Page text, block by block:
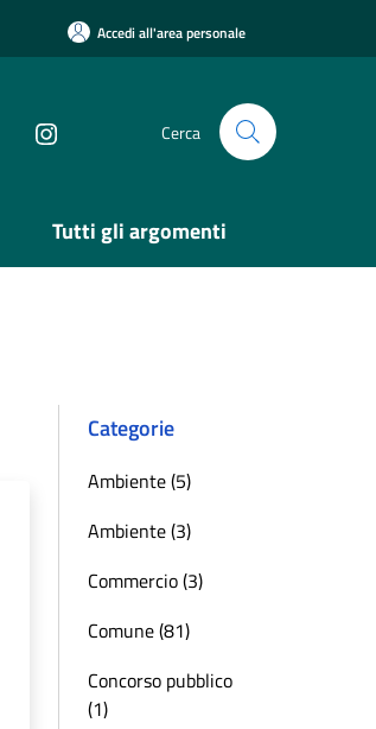
Accedi all'area personale
Cerca
Tutti gli argomenti
Categorie
Ambiente (5)
Ambiente (3)
Commercio (3)
Comune (81)
Concorso pubblico
(1)